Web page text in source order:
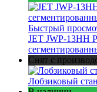
Быстрый
JET JWP-13HH
Снят с
Лобзиковый